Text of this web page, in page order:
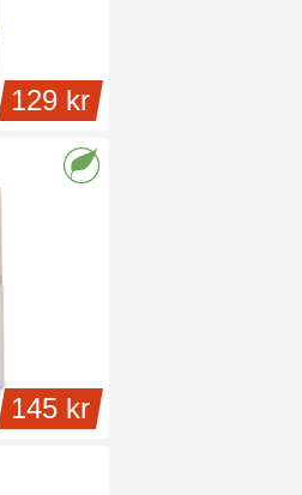
129 kr
145 kr